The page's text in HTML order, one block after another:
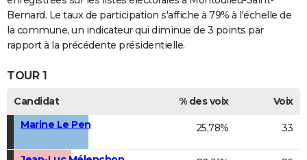
Bernard. Le taux de participation s'affiche à 79% à l'échelle de
la commune, un indicateur qui diminue de 3 points par
rapport à la précédente présidentielle.
TOUR 1
Candidat % des voix
Voix
Marine Le Pen
25,78% 33